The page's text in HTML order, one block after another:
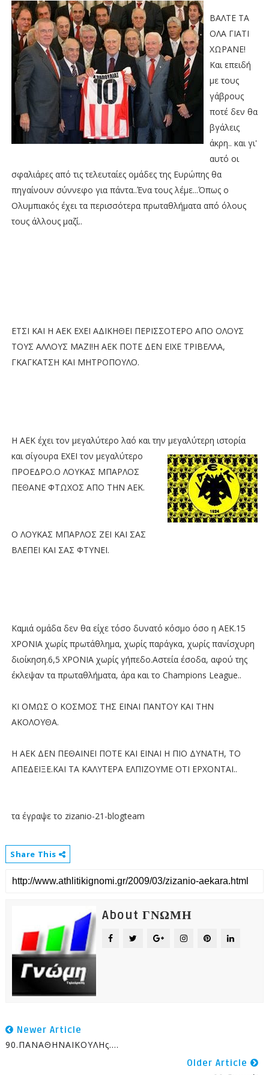
ΒΑΛΤΕ ΤΑ
ΟΛΑ ΓΙΑΤΙ
ΧΩΡΑΝΕ!
Και επειδή
με τους
γάβρους
ποτέ δεν θα
βγάλεις
άκρη.. και γι'
αυτό οι
σφαλιάρες από τις τελευταίες ομάδες της Ευρώπης θα
πηγαίνουν σύννεφο για πάντα..Ένα τους λέμε...Όπως ο
Ολυμπιακός έχει τα περισσότερα πρωταθλήματα από όλους
τους άλλους μαζί..
ΕΤΣΙ ΚΑΙ Η ΑΕΚ ΕΧΕΙ ΑΔΙΚΗΘΕΙ ΠΕΡΙΣΣΟΤΕΡΟ ΑΠΟ ΟΛΟΥΣ
ΤΟΥΣ ΑΛΛΟΥΣ ΜΑΖΙ!Η ΑΕΚ ΠΟΤΕ ΔΕΝ ΕΙΧΕ ΤΡΙΒΕΛΛΑ,
ΓΚΑΓΚΑΤΣΗ ΚΑΙ ΜΗΤΡΟΠΟΥΛΟ.
Η ΑΕΚ έχει τον μεγαλύτερο λαό και την μεγαλύτερη ιστορία
και σίγουρα ΕΧΕΙ τον μεγαλύτερο
ΠΡΟΕΔΡΟ.Ο ΛΟΥΚΑΣ ΜΠΑΡΛΟΣ
ΠΕΘΑΝΕ ΦΤΩΧΟΣ ΑΠΟ ΤΗΝ ΑΕΚ.
Ο ΛΟΥΚΑΣ ΜΠΑΡΛΟΣ ΖΕΙ ΚΑΙ ΣΑΣ
ΒΛΕΠΕΙ ΚΑΙ ΣΑΣ ΦΤΥΝΕΙ.
Καμιά ομάδα δεν θα είχε τόσο δυνατό κόσμο όσο η ΑΕΚ.15
ΧΡΟΝΙΑ χωρίς πρωτάθλημα, χωρίς παράγκα, χωρίς πανίσχυρη
διοίκηση.6,5 ΧΡΟΝΙΑ χωρίς γήπεδο.Αστεία έσοδα, αφού της
έκλεψαν τα πρωταθλήματα, άρα και το Champions League..
ΚΙ ΟΜΩΣ Ο ΚΟΣΜΟΣ ΤΗΣ ΕΙΝΑΙ ΠΑΝΤΟΥ ΚΑΙ ΤΗΝ
ΑΚΟΛΟΥΘΑ.
Η ΑΕΚ ΔΕΝ ΠΕΘΑΙΝΕΙ ΠΟΤΕ ΚΑΙ ΕΙΝΑΙ Η ΠΙΟ ΔΥΝΑΤΗ, ΤΟ
ΑΠΕΔΕΙΞΕ.ΚΑΙ ΤΑ ΚΑΛΥΤΕΡΑ ΕΛΠΙΖΟΥΜΕ ΟΤΙ ΕΡΧΟΝΤΑΙ..
τα έγραψε το zizanio-21-blogteam
Share This
About ΓΝΩΜΗ
Newer Article
90.ΠΑΝΑΘΗΝΑΙΚΟΥΛΗς....
Older Article